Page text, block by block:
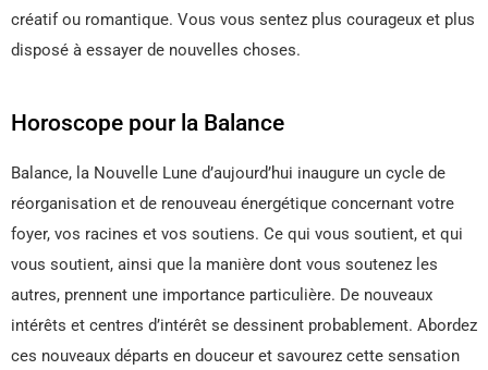
créatif ou romantique. Vous vous sentez plus courageux et plus
disposé à essayer de nouvelles choses.
Horoscope pour la Balance
Balance, la Nouvelle Lune d’aujourd’hui inaugure un cycle de
réorganisation et de renouveau énergétique concernant votre
foyer, vos racines et vos soutiens. Ce qui vous soutient, et qui
vous soutient, ainsi que la manière dont vous soutenez les
autres, prennent une importance particulière. De nouveaux
intérêts et centres d’intérêt se dessinent probablement. Abordez
ces nouveaux départs en douceur et savourez cette sensation